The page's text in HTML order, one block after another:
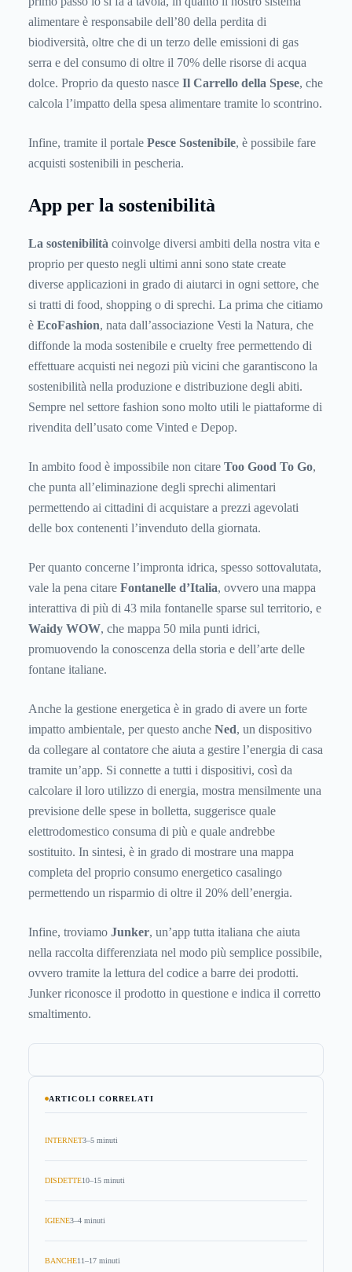
alimentare è responsabile dell’80 della perdita di
biodiversità, oltre che di un terzo delle emissioni di gas
serra e del consumo di oltre il 70% delle risorse di acqua
dolce. Proprio da questo nasce Il Carrello della Spese, che
calcola l’impatto della spesa alimentare tramite lo scontrino.
Infine, tramite il portale Pesce Sostenibile, è possibile fare
acquisti sostenibili in pescheria.
App per la sostenibilità
La sostenibilità coinvolge diversi ambiti della nostra vita e
proprio per questo negli ultimi anni sono state create
diverse applicazioni in grado di aiutarci in ogni settore, che
si tratti di food, shopping o di sprechi. La prima che citiamo
è EcoFashion, nata dall’associazione Vesti la Natura, che
diffonde la moda sostenibile e cruelty free permettendo di
effettuare acquisti nei negozi più vicini che garantiscono la
sostenibilità nella produzione e distribuzione degli abiti.
Sempre nel settore fashion sono molto utili le piattaforme di
rivendita dell’usato come Vinted e Depop.
In ambito food è impossibile non citare Too Good To Go,
che punta all’eliminazione degli sprechi alimentari
permettendo ai cittadini di acquistare a prezzi agevolati
delle box contenenti l’invenduto della giornata.
Per quanto concerne l’impronta idrica, spesso sottovalutata,
vale la pena citare Fontanelle d’Italia, ovvero una mappa
interattiva di più di 43 mila fontanelle sparse sul territorio, e
Waidy WOW, che mappa 50 mila punti idrici,
promuovendo la conoscenza della storia e dell’arte delle
fontane italiane.
Anche la gestione energetica è in grado di avere un forte
impatto ambientale, per questo anche Ned, un dispositivo
da collegare al contatore che aiuta a gestire l’energia di casa
tramite un’app. Si connette a tutti i dispositivi, così da
calcolare il loro utilizzo di energia, mostra mensilmente una
previsione delle spese in bolletta, suggerisce quale
elettrodomestico consuma di più e quale andrebbe
sostituito. In sintesi, è in grado di mostrare una mappa
completa del proprio consumo energetico casalingo
permettendo un risparmio di oltre il 20% dell’energia.
Infine, troviamo Junker, un’app tutta italiana che aiuta
nella raccolta differenziata nel modo più semplice possibile,
ovvero tramite la lettura del codice a barre dei prodotti.
Junker riconosce il prodotto in questione e indica il corretto
smaltimento.
ARTICOLI CORRELATI
INTERNET3–5 minuti
DISDETTE10–15 minuti
IGIENE3–4 minuti
BANCHE11–17 minuti